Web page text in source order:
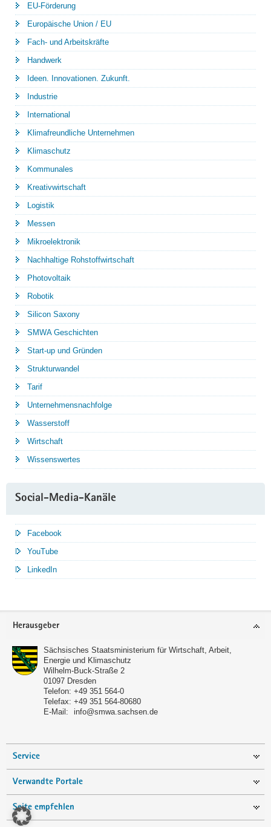
EU-Förderung
Europäische Union / EU
Fach- und Arbeitskräfte
Handwerk
Ideen. Innovationen. Zukunft.
Industrie
International
Klimafreundliche Unternehmen
Klimaschutz
Kommunales
Kreativwirtschaft
Logistik
Messen
Mikroelektronik
Nachhaltige Rohstoffwirtschaft
Photovoltaik
Robotik
Silicon Saxony
SMWA Geschichten
Start-up und Gründen
Strukturwandel
Tarif
Unternehmensnachfolge
Wasserstoff
Wirtschaft
Wissenswertes
Social-Media-Kanäle
Facebook
YouTube
LinkedIn
Service
Herausgeber
Sächsisches Staatsministerium für Wirtschaft, Arbeit,
Energie und Klimaschutz
Wilhelm-Buck-Straße 2
01097 Dresden
Telefon: +49 351 564-0
Telefax: +49 351 564-80680
E-Mail:
info@smwa.sachsen.de
Service
Verwandte Portale
Seite empfehlen